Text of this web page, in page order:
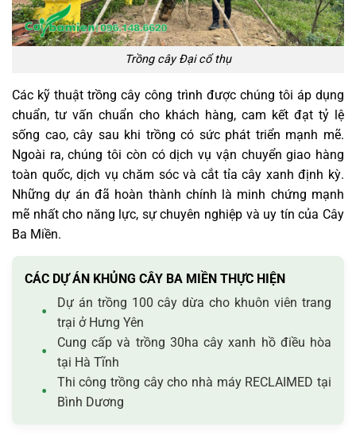
Trồng cây Đại cổ thụ
Các kỹ thuật trồng cây công trình được chúng tôi áp dụng
chuẩn, tư vấn chuẩn cho khách hàng, cam kết đạt tỷ lệ
sống cao, cây sau khi trồng có sức phát triển mạnh mẽ.
Ngoài ra, chúng tôi còn có dịch vụ vận chuyển giao hàng
toàn quốc, dịch vụ chăm sóc và cắt tỉa cây xanh định kỳ.
Những dự án đã hoàn thành chính là minh chứng mạnh
mẽ nhất cho năng lực, sự chuyên nghiệp và uy tín của Cây
Ba Miền.
CÁC DỰ ÁN KHỦNG CÂY BA MIỀN THỰC HIỆN
Dự án trồng 100 cây dừa cho khuôn viên trang
trại ở Hưng Yên
Cung cấp và trồng 30ha cây xanh hồ điều hòa
tại Hà Tĩnh
Thi công trồng cây cho nhà máy RECLAIMED tại
Bình Dương